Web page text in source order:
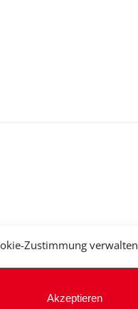
Zustimmung verwalten
Akzeptieren